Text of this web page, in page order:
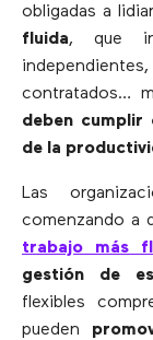
obligadas a
fluida, que
contratados…
deben cumplir
de la
Las
comenzando a
trabajo más
gestión de
flexibles
pueden